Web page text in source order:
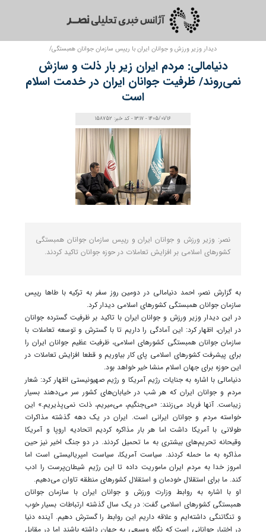
دیدار وزیر ورزش و جوانان ایران با رییس سازمان جوانان همبستگی/
دنیامالی: مردم ایران زیر بار ذلت و سازش
نمی‌روند/ ظرفیت جوانان ایران در خدمت اسلام
است
1405/01/16 - 13:17 - کد خبر: 158752
نصر: وزیر ورزش و جوانان ایران و رییس سازمان جوانان همبستگی
کشورهای اسلامی بر افزایش تعاملات در حوزه جوانان تاکید کردند.
به گزارش نصر، احمد دنیامالی در دومین روز سفر به ترکیه با طاها رییس
سازمان جوانان همبستگی کشورهای اسلامی دیدار کرد.
در این دیدار وزیر ورزش و جوانان ایران با تاکید بر ظرفیت گسترده جوانان
در ایران، اظهار کرد: این آمادگی را داریم تا با گسترش و توسعه تعاملات با
سازمان جوانان همبستگی کشورهای اسلامی، ظرفیت عظیم جوانان ایران را
برای پیشرفت کشورهای اسلامی پای کار بیاوریم و قطعا افزایش تعاملات در
این حوزه برای جهان اسلام منشا خیر خواهد بود.
دنیامالی با اشاره به جنایات رژیم آمریکا و رژیم صهیونیستی اظهار کرد: شعار
مردم و جوانان ایران که هر شب در خیابان‌های کشور سر می‌دهند بسیار
زیباست. آنها فریاد می‌زنند: «می‌جنگیم، می‌میریم، ذلت نمی‌پذیریم.» این
خواسته مردم و جوانان ایرانی است. ایران در یک دهه گذشته مذاکرات
طولانی با آمریکا داشت اما هر بار مذاکره کردیم اتحادیه اروپا و آمریکا
وقیحانه تحریم‌های بیشتری به ما تحمیل کردند. در دو جنگ اخیر نیز حین
مذاکره به ما حمله کردند. سیاست آمریکا، سیاست امپریالیستی است اما
امروز خدا به مردم ایران ماموریت داده تا این رژیم شیطان‌پرست را ادب
کند. ما برای استقلال خودمان و استقلال کشورهای منطقه تاوان می‌دهیم.
او با اشاره به روابط وزارت ورزش و جوانان ایران با سازمان جوانان
همبستگی کشورهای اسلامی گفت: در یک سال گذشته ارتباطات بسیار خوب
و تنگاتنگی داشته‌ایم و علاقه داریم این روابط را گسترش دهیم. آینده دنیا
در اختیار جوانانی است که نگاه وسیعی به جهان داشته باشند اما در مقابل